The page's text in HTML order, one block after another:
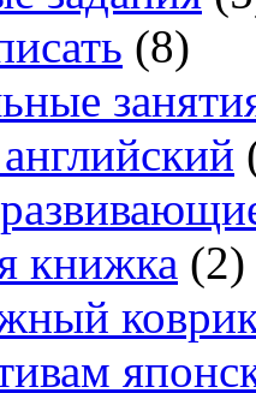
(8)
книжка (2)